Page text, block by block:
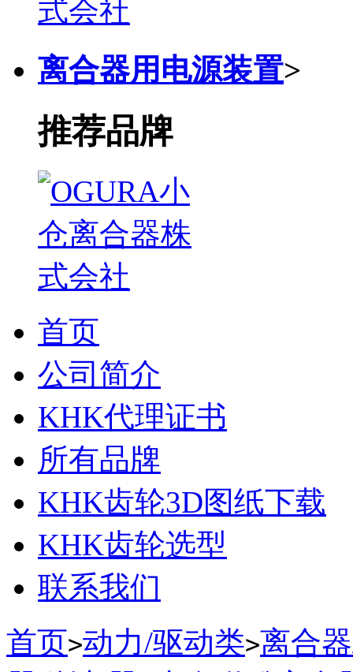
离合器用电源装置>
推荐品牌
首页
公司简介
KHK代理证书
所有品牌
KHK齿轮3D图纸下载
KHK齿轮选型
联系我们
首页>动力/驱动类>离合